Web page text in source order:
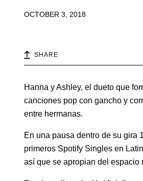
OCTOBER 3, 2018
SHARE
Hanna y Ashley, el dueto que
canciones pop con gancho y
entre hermanas.
En una pausa dentro de su gira
primeros Spotify Singles en
así que se apropian del espacio